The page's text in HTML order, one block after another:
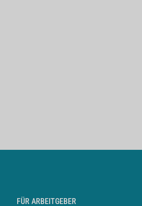
FÜR ARBEITGEBER